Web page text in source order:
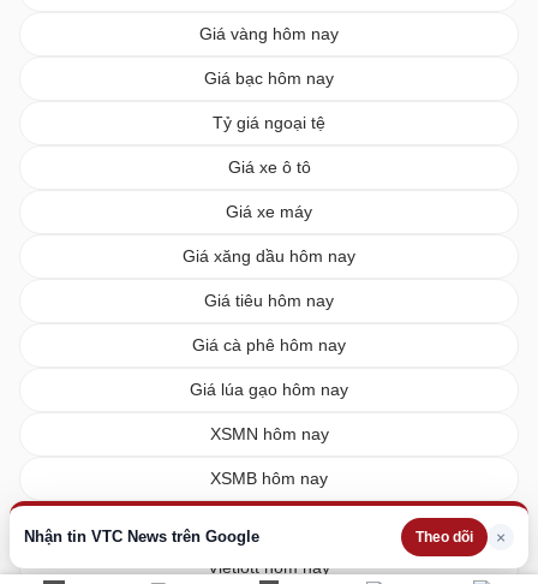
Nhận tin VTC News trên Google Theo dõi ×
Giá vàng hôm nay
Giá bạc hôm nay
Tỷ giá ngoại tệ
Giá xe ô tô
Giá xe máy
Giá xăng dầu hôm nay
Giá tiêu hôm nay
Giá cà phê hôm nay
Giá lúa gạo hôm nay
XSMN hôm nay
XSMB hôm nay
Vietlott hôm nay